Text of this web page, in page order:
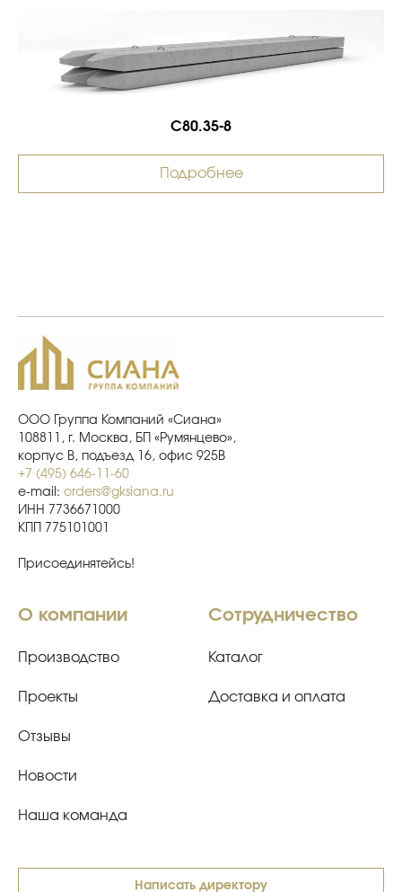
С80.35-8
Подробнее
ООО Группа Компаний «Сиана»
108811, г. Москва, БП «Румянцево»,
корпус В, подъезд 16, офис 925В
+7 (495) 646-11-60
e-mail: orders@gksiana.ru
ИНН 7736671000
КПП 775101001
Присоединятейсь!
О компании
Производство
Проекты
Отзывы
Новости
Наша команда
Сотрудничество
Каталог
Доставка и оплата
Написать директору